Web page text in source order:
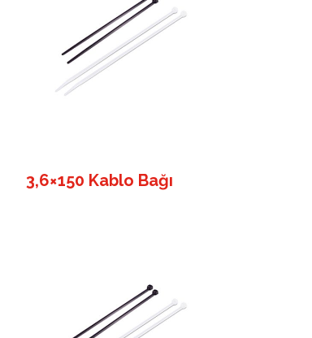
3,6×150 Kablo Bağı